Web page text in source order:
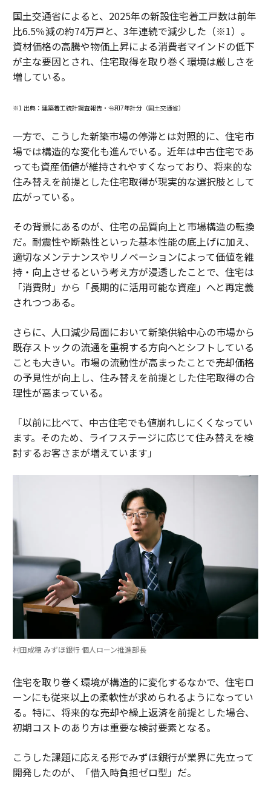
国土交通省によると、2025年の新設住宅着工戸数は前年
比6.5％減の約74万戸と、3年連続で減少した（※1）。
資材価格の高騰や物価上昇による消費者マインドの低下
が主な要因とされ、住宅取得を取り巻く環境は厳しさを
増している。
※1 出典：建築着工統計調査報告・令和7年計分（国土交通省）
一方で、こうした新築市場の停滞とは対照的に、住宅市
場では構造的な変化も進んでいる。近年は中古住宅であ
っても資産価値が維持されやすくなっており、将来的な
住み替えを前提とした住宅取得が現実的な選択肢として
広がっている。
その背景にあるのが、住宅の品質向上と市場構造の転換
だ。耐震性や断熱性といった基本性能の底上げに加え、
適切なメンテナンスやリノベーションによって価値を維
持・向上させるという考え方が浸透したことで、住宅は
「消費財」から「長期的に活用可能な資産」へと再定義
されつつある。
さらに、人口減少局面において新築供給中心の市場から
既存ストックの流通を重視する方向へとシフトしている
ことも大きい。市場の流動性が高まったことで売却価格
の予見性が向上し、住み替えを前提とした住宅取得の合
理性が高まっている。
「以前に比べて、中古住宅でも値崩れしにくくなってい
ます。そのため、ライフステージに応じて住み替えを検
討するお客さまが増えています」
村田成穂 みずほ銀行 個人ローン推進部長
住宅を取り巻く環境が構造的に変化するなかで、住宅ロ
ーンにも従来以上の柔軟性が求められるようになってい
る。特に、将来的な売却や繰上返済を前提とした場合、
初期コストのあり方は重要な検討要素となる。
こうした課題に応える形でみずほ銀行が業界に先立って
開発したのが、「借入時負担ゼロ型」だ。